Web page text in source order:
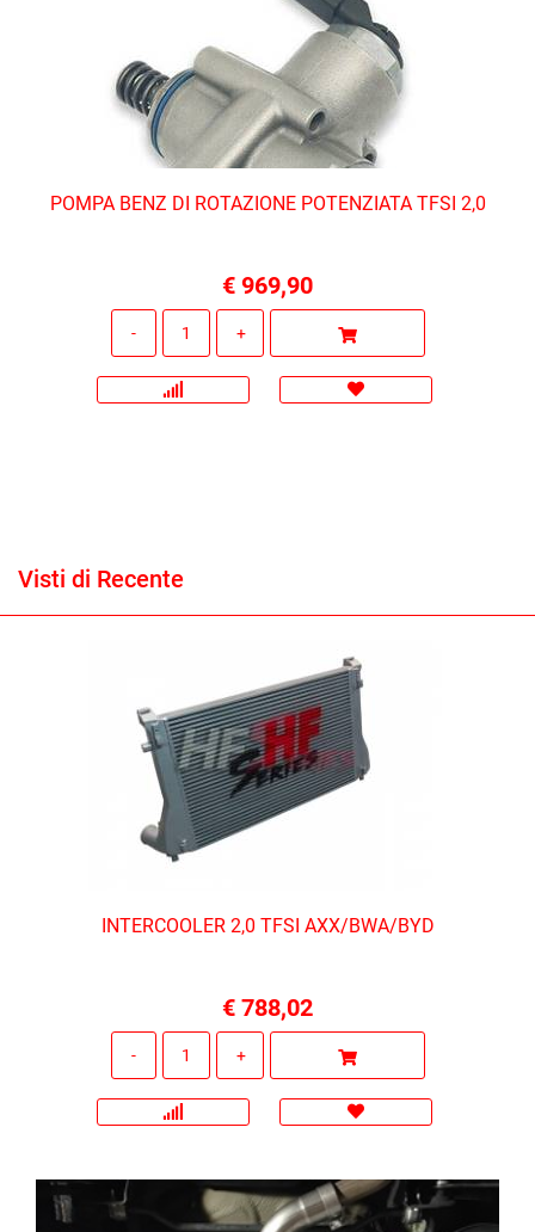
POMPA BENZ DI ROTAZIONE POTENZIATA TFSI 2,0
€ 969,90
Visti di Recente
INTERCOOLER 2,0 TFSI AXX/BWA/BYD
€ 788,02